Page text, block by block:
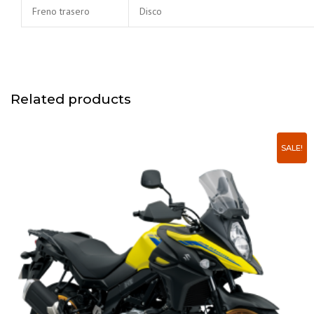
Freno trasero Disco
Related products
SALE!